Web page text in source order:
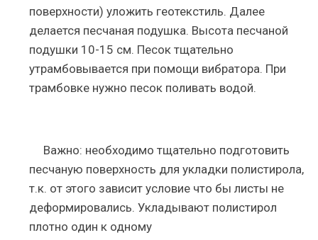
поверхности) уложить геотекстиль. Далее
делается песчаная подушка. Высота песчаной
подушки 10-15 см. Песок тщательно
утрамбовывается при помощи вибратора. При
трамбовке нужно песок поливать водой.
Важно: необходимо тщательно подготовить
песчаную поверхность для укладки полистирола,
т.к. от этого зависит условие что бы листы не
деформировались. Укладывают полистирол
плотно один к одному